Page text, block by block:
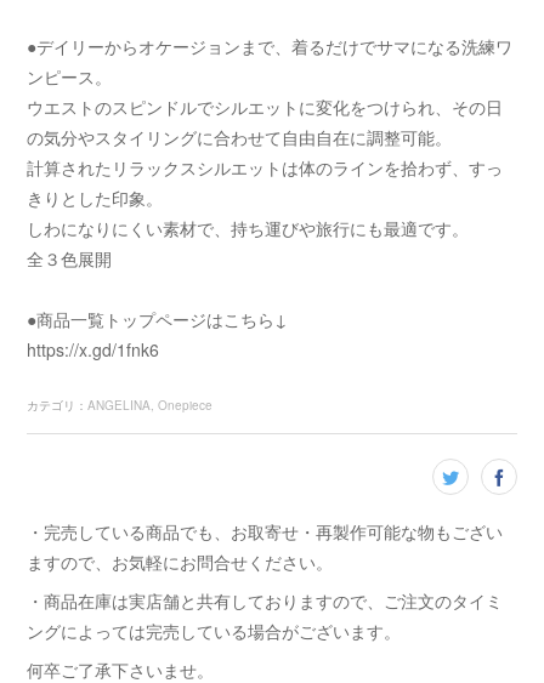
●デイリーからオケージョンまで、着るだけでサマになる洗練ワ
ンピース。
ウエストのスピンドルでシルエットに変化をつけられ、その日
の気分やスタイリングに合わせて自由自在に調整可能。
計算されたリラックスシルエットは体のラインを拾わず、すっ
きりとした印象。
しわになりにくい素材で、持ち運びや旅行にも最適です。
全３色展開
●商品一覧トップページはこちら↓
https://x.gd/1fnk6
カテゴリ ：ANGELINA Onepiece
・完売している商品でも、お取寄せ・再製作可能な物もござい
ますので、お気軽にお問合せください。
・商品在庫は実店舗と共有しておりますので、ご注文のタイミ
ングによっては完売している場合がございます。
何卒ご了承下さいませ。